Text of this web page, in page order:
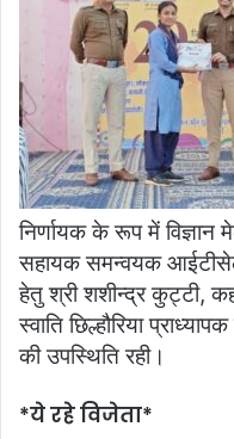
निर्णायक के रूप में विज्ञान
सहायक समन्वयक आईटीसेल
हेतु श्री शशीन्द्र कुट्टी,
स्वाति छिल्हौरिया
की उपस्थिति रही।
*ये रहे विजेता*